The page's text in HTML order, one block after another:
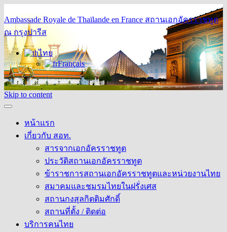
Ambassade Royale de Thaïlande en France สถานเอกอัครราชทูต
ณ กรุงปารีส
ไทย
Français
Skip to content
หน้าแรก
เกี่ยวกับ สอท.
สารจากเอกอัครราชทูต
ประวัติสถานเอกอัครราชทูต
ข้าราชการสถานเอกอัครราชทูตและหน่วยงานไทย
สมาคมและชมรมไทยในฝรั่งเศส
สถานกงสุลกิตติมศักดิ์
สถานที่ตั้ง / ติดต่อ
บริการคนไทย